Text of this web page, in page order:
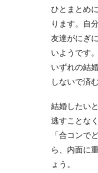
ひとまとめ
ります。自
友達がにぎ
いようです
いずれの結
しないで済
結婚したい
逃すことな
「合コンで
ら、内面に
ょう。